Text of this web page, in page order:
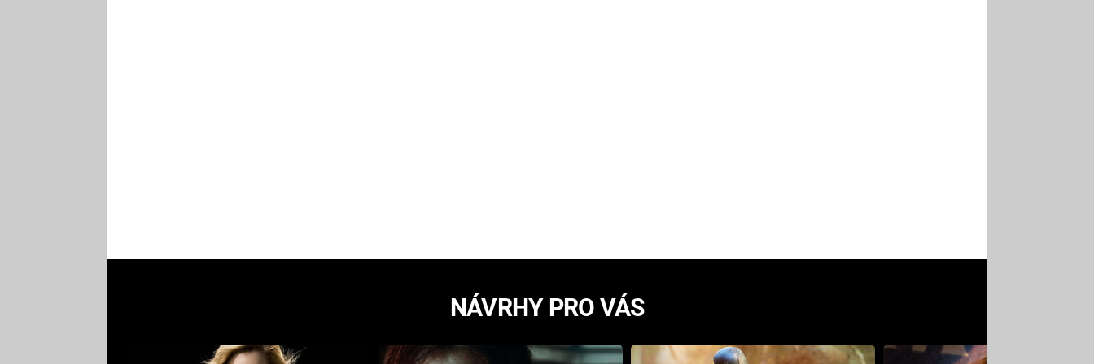
NÁVRHY PRO VÁS